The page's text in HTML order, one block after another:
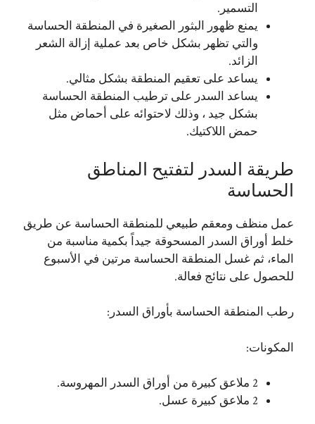
التسمير.
يمنع ظهور البثور الصغيرة في المنطقة الحساسة
والتي تظهر بشكل خاص بعد عملية إزالة الشعر
الزائد.
يساعد على تعقيم المنطقة بشكل مثالي.
يساعد السدر على ترطيب المنطقة الحساسة
بشكل جيد ، وذلك لاحتوائه على أحماض مثل
حمض اللاكتيك.
طريقة السدر لتفتيح المناطق
الحساسة
عمل منظف ومعقم طبيعي للمنطقة الحساسة عن طريق
خلط أوراق السدر المسحوقة جيداً بكمية مناسبة من
الماء، ثم غسل المنطقة الحساسة مرتين في الأسبوع
للحصول على نتائج فعالة.
رطب المنطقة الحساسة بأوراق السدر:
المكونات:
2 ملاعق كبيرة من أوراق السدر المهروسة.
2 ملاعق كبيرة عسل.